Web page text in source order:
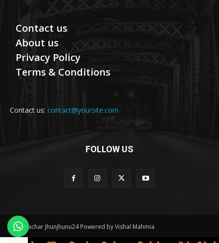
Contact us
About us
Privacy Policy
Terms & Conditions
Contact us: contact@yoursite.com
FOLLOW US
© Samachar Jhunjhunu24 Powered by Vishal Mahmia